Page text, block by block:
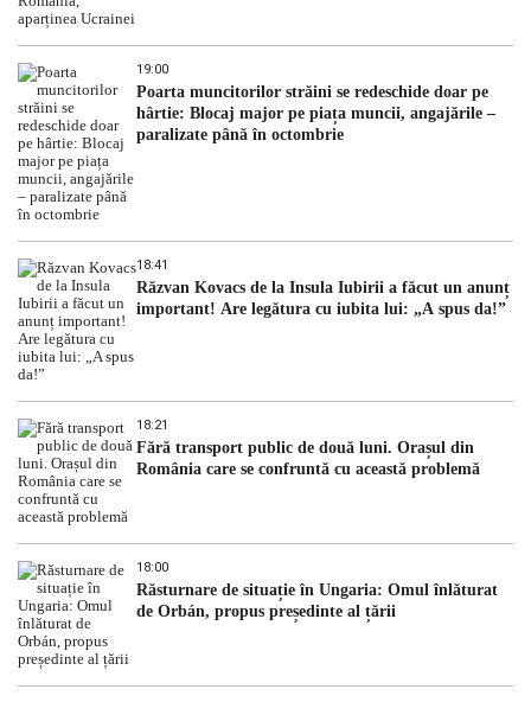
19:00
Poarta muncitorilor străini se redeschide doar pe
hârtie: Blocaj major pe piața muncii, angajările –
paralizate până în octombrie
18:41
Răzvan Kovacs de la Insula Iubirii a făcut un anunț
important! Are legătura cu iubita lui: „A spus da!”
18:21
Fără transport public de două luni. Orașul din
România care se confruntă cu această problemă
18:00
Răsturnare de situație în Ungaria: Omul înlăturat
de Orbán, propus președinte al țării